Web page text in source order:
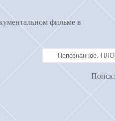
фильме в
Поиск: